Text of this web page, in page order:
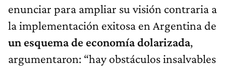
enunciar para ampliar su visión contraria a
la implementación exitosa en Argentina de
un esquema de economía dolarizada,
argumentaron: “hay obstáculos insalvables